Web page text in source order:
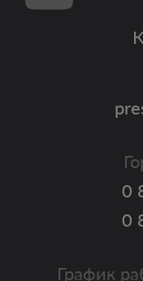
0
0
График